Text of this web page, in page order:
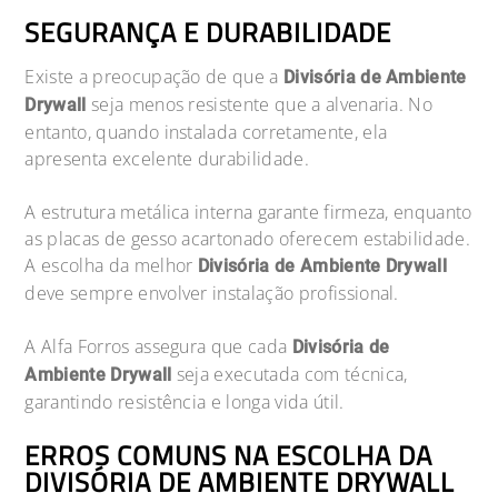
SEGURANÇA E DURABILIDADE
Existe a preocupação de que a Divisória de Ambiente
Drywall seja menos resistente que a alvenaria. No
entanto, quando instalada corretamente, ela
apresenta excelente durabilidade.
A estrutura metálica interna garante firmeza, enquanto
as placas de gesso acartonado oferecem estabilidade.
A escolha da melhor Divisória de Ambiente Drywall
deve sempre envolver instalação profissional.
A Alfa Forros assegura que cada Divisória de
Ambiente Drywall seja executada com técnica,
garantindo resistência e longa vida útil.
ERROS COMUNS NA ESCOLHA DA
DIVISÓRIA DE AMBIENTE DRYWALL